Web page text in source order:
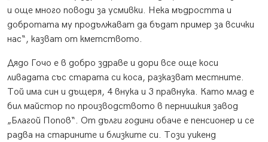
и още много поводи за усмивки. Нека мъдростта и
добротата му продължават да бъдат пример за всички
нас“, казват от кметството.
Дядо Гочо е в добро здраве и дори все още коси
ливадата със старата си коса, разказват местните.
Той има син и дъщеря, 4 внука и 3 правнука. Като млад е
бил майстор по производството в пернишкия завод
„Благой Попов“. От дълги години обаче е пенсионер и се
радва на старините и близките си. Този уикенд